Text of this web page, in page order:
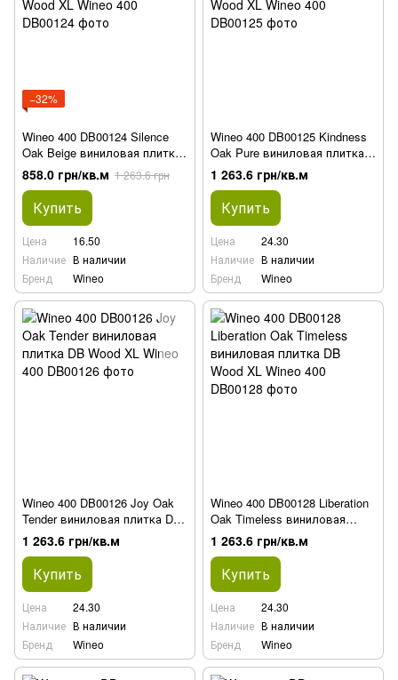
−32%
Wineo 400 DB00124 Silence
Oak Beige виниловая плитка
DB Wood XL
858.0 грн/кв.м 1 263.6 грн
Купить
Цена
16.50
Наличие В наличии
Бренд
Wineo
Wineo 400 DB00125 Kindness
Oak Pure виниловая плитка
DB Wood XL
1 263.6 грн/кв.м
Купить
Цена
24.30
Наличие В наличии
Бренд
Wineo
Wineo 400 DB00126 Joy Oak
Tender виниловая плитка DB
Wood XL
1 263.6 грн/кв.м
Купить
Цена
24.30
Наличие В наличии
Бренд
Wineo
Wineo 400 DB00128 Liberation
Oak Timeless виниловая
плитка DB Wood XL
1 263.6 грн/кв.м
Купить
Цена
24.30
Наличие В наличии
Бренд
Wineo